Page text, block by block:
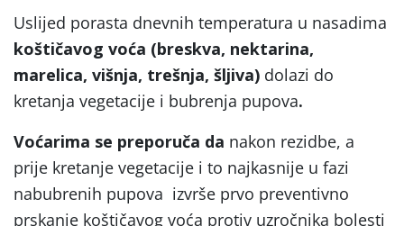
Uslijed porasta dnevnih temperatura u nasadima
koštičavog voća (breskva, nektarina,
marelica, višnja, trešnja, šljiva) dolazi do
kretanja vegetacije i bubrenja pupova.
Voćarima se preporuča da nakon rezidbe, a
prije kretanje vegetacije i to najkasnije u fazi
nabubrenih pupova izvrše prvo preventivno
prskanje koštičavog voća protiv uzročnika bolesti